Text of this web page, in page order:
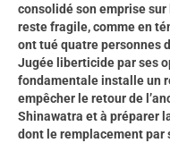
consolidé son emprise
reste fragile, comme en
ont tué quatre personnes
Jugée liberticide par ses
fondamentale installe un
empêcher le retour de
Shinawatra et à préparer
dont le remplacement par